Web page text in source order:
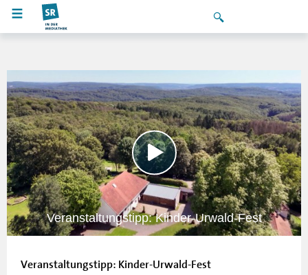
Veranstaltungstipp: Kinder-Urwald-Fest
Veranstaltungstipp: Kinder-Urwald-Fest